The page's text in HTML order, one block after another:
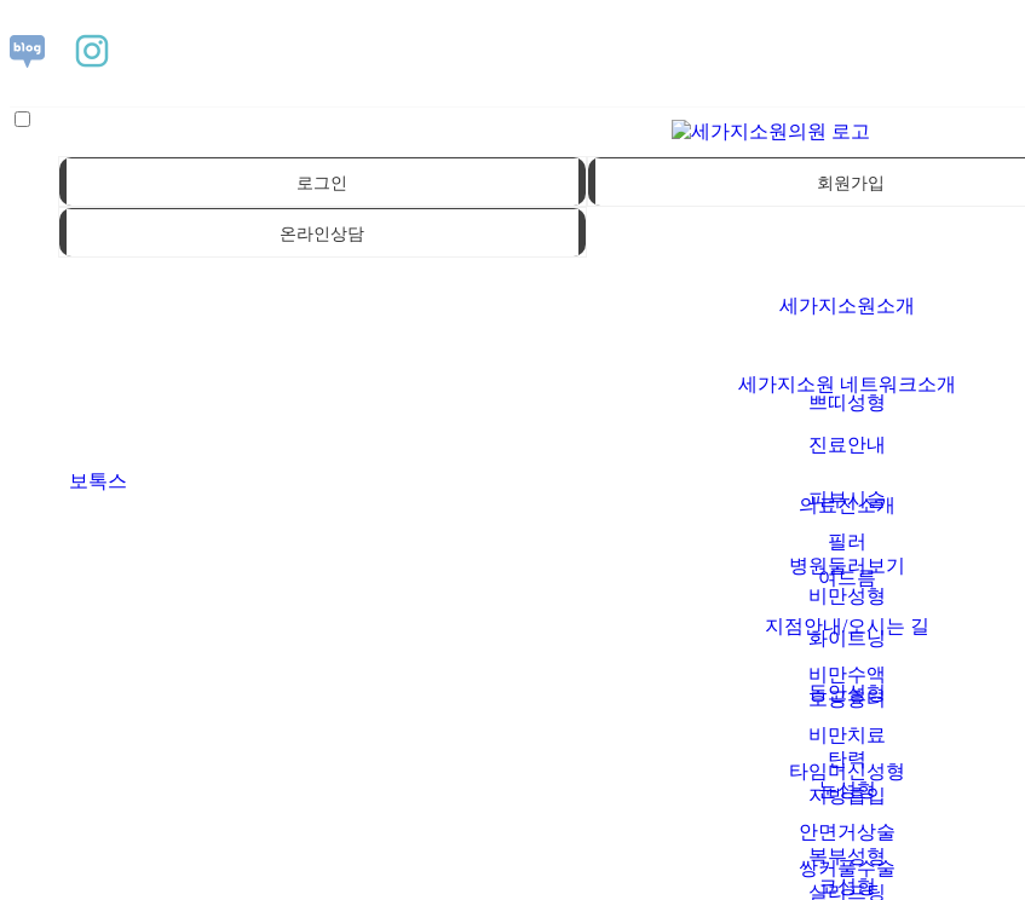
로그인 회원가입
온라인상담
세가지소원소개
세가지소원 네트워크소개
진료안내
의료진소개
병원둘러보기
지점안내/오시는 길
쁘띠성형
보톡스
필러
피부시술
여드름
화이트닝
모공흉터
탄력
비만성형
비만수액
비만치료
지방흡입
복부성형
동안성형
타임머신성형
안면거상술
실리프팅
눈성형
쌍커풀수술
코성형